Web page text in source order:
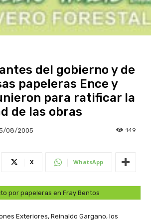
del gobierno y de
papeleras Ence y
para ratificar la
de las obras
08/2005 149
X WhatsApp
por papeleras en Fray Bentos
Exteriores, Reinaldo Gargano, los